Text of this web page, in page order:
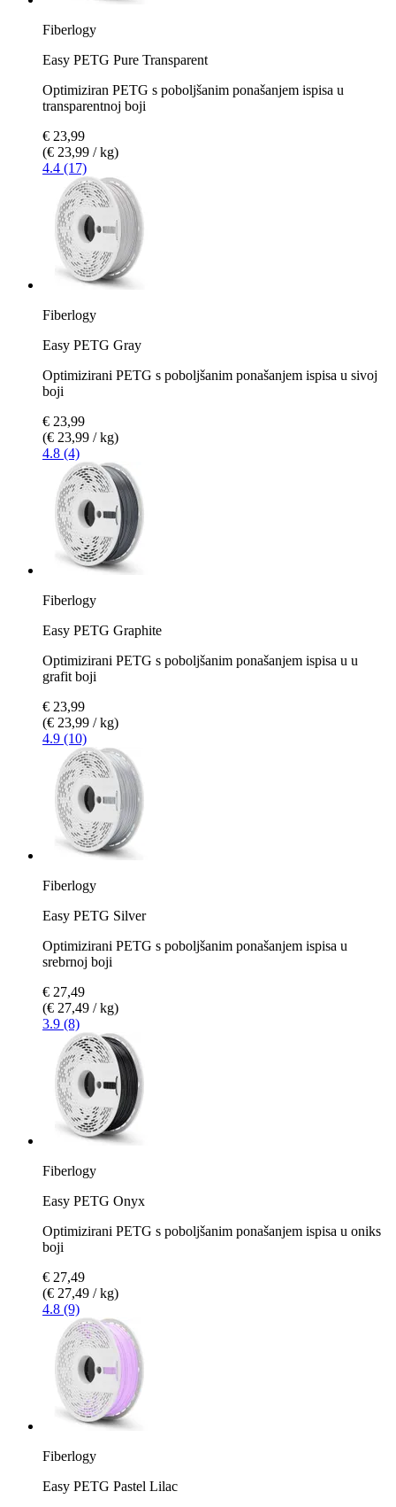
Fiberlogy
Easy PETG Pure Transparent
Optimiziran PETG s poboljšanim ponašanjem ispisa u
transparentnoj boji
€ 23,99
(€ 23,99 / kg)
4.4 (17)
Fiberlogy
Easy PETG Gray
Optimizirani PETG s poboljšanim ponašanjem ispisa u sivoj
boji
€ 23,99
(€ 23,99 / kg)
4.8 (4)
Fiberlogy
Easy PETG Graphite
Optimizirani PETG s poboljšanim ponašanjem ispisa u u
grafit boji
€ 23,99
(€ 23,99 / kg)
4.9 (10)
Fiberlogy
Easy PETG Silver
Optimizirani PETG s poboljšanim ponašanjem ispisa u
srebrnoj boji
€ 27,49
(€ 27,49 / kg)
3.9 (8)
Fiberlogy
Easy PETG Onyx
Optimizirani PETG s poboljšanim ponašanjem ispisa u oniks
boji
€ 27,49
(€ 27,49 / kg)
4.8 (9)
Fiberlogy
Easy PETG Pastel Lilac